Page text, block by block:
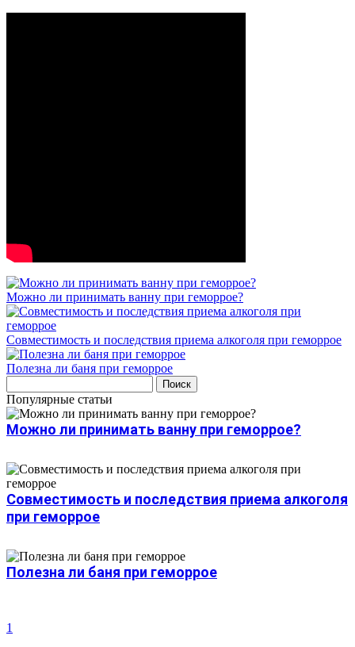
Можно ли принимать ванну при геморрое?
Совместимость и последствия приема алкоголя при геморрое
Полезна ли баня при геморрое
Популярные статьи
Можно ли принимать ванну при геморрое?
Совместимость и последствия приема алкоголя
при геморрое
Полезна ли баня при геморрое
1